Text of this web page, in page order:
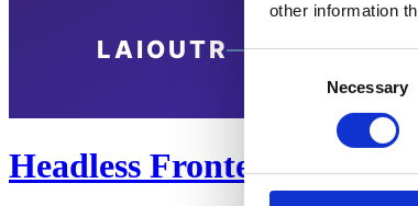
other information
Necessary
Headless Frontend für